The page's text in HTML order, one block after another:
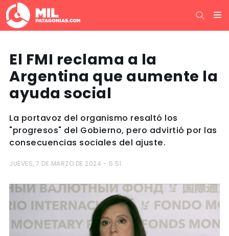
El FMI reclama a la
Argentina que aumente la
ayuda social
La portavoz del organismo resaltó los
"progresos" del Gobierno, pero advirtió por las
consecuencias sociales del ajuste.
JUEVES, 7 DE MARZO DE 2024 - 5:51